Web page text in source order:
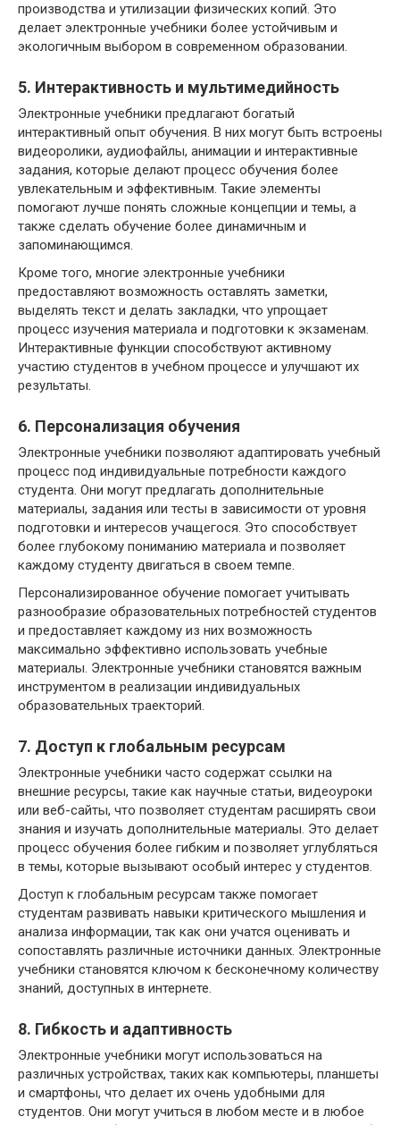
производства и утилизации физических копий. Это
делает электронные учебники более устойчивым и
экологичным выбором в современном образовании.
5. Интерактивность и мультимедийность
Электронные учебники предлагают богатый
интерактивный опыт обучения. В них могут быть встроены
видеоролики, аудиофайлы, анимации и интерактивные
задания, которые делают процесс обучения более
увлекательным и эффективным. Такие элементы
помогают лучше понять сложные концепции и темы, а
также сделать обучение более динамичным и
запоминающимся.
Кроме того, многие электронные учебники
предоставляют возможность оставлять заметки,
выделять текст и делать закладки, что упрощает
процесс изучения материала и подготовки к экзаменам.
Интерактивные функции способствуют активному
участию студентов в учебном процессе и улучшают их
результаты.
6. Персонализация обучения
Электронные учебники позволяют адаптировать учебный
процесс под индивидуальные потребности каждого
студента. Они могут предлагать дополнительные
материалы, задания или тесты в зависимости от уровня
подготовки и интересов учащегося. Это способствует
более глубокому пониманию материала и позволяет
каждому студенту двигаться в своем темпе.
Персонализированное обучение помогает учитывать
разнообразие образовательных потребностей студентов
и предоставляет каждому из них возможность
максимально эффективно использовать учебные
материалы. Электронные учебники становятся важным
инструментом в реализации индивидуальных
образовательных траекторий.
7. Доступ к глобальным ресурсам
Электронные учебники часто содержат ссылки на
внешние ресурсы, такие как научные статьи, видеоуроки
или веб-сайты, что позволяет студентам расширять свои
знания и изучать дополнительные материалы. Это делает
процесс обучения более гибким и позволяет углубляться
в темы, которые вызывают особый интерес у студентов.
Доступ к глобальным ресурсам также помогает
студентам развивать навыки критического мышления и
анализа информации, так как они учатся оценивать и
сопоставлять различные источники данных. Электронные
учебники становятся ключом к бесконечному количеству
знаний, доступных в интернете.
8. Гибкость и адаптивность
Электронные учебники могут использоваться на
различных устройствах, таких как компьютеры, планшеты
и смартфоны, что делает их очень удобными для
студентов. Они могут учиться в любом месте и в любое